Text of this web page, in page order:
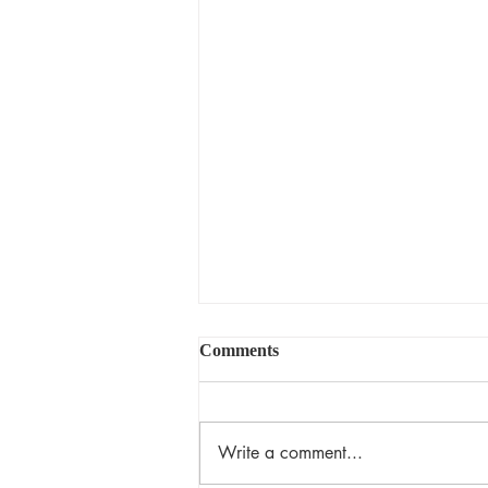
揀選的恩典
Comments
Write a comment...